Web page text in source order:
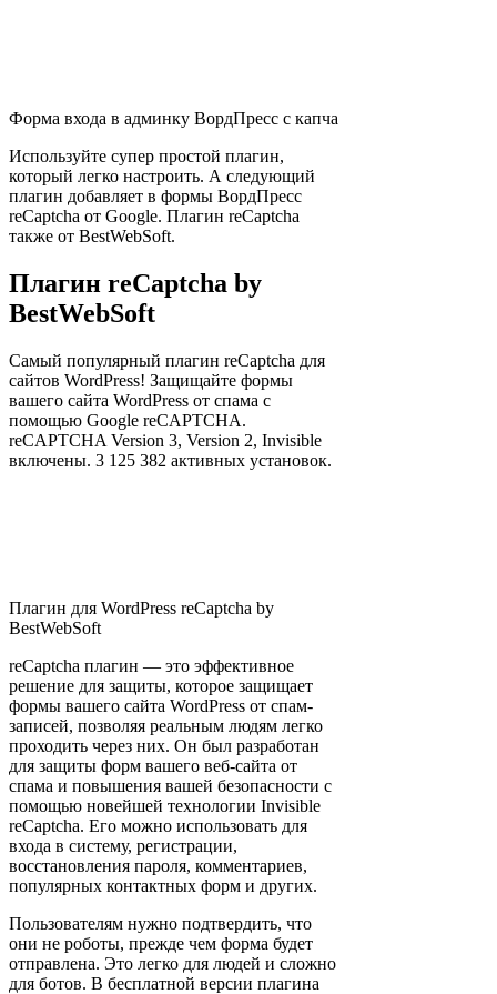
Форма входа в админку ВордПресс с капча
Используйте супер простой плагин,
который легко настроить. А следующий
плагин добавляет в формы ВордПресс
reCaptcha от Google. Плагин reCaptcha
также от BestWebSoft.
Плагин reCaptcha by
BestWebSoft
Самый популярный плагин reCaptcha для
сайтов WordPress! Защищайте формы
вашего сайта WordPress от спама с
помощью Google reCAPTCHA.
reCAPTCHA Version 3, Version 2, Invisible
включены. 3 125 382 активных установок.
Плагин для WordPress reCaptcha by
BestWebSoft
reCaptcha плагин — это эффективное
решение для защиты, которое защищает
формы вашего сайта WordPress от спам-
записей, позволяя реальным людям легко
проходить через них. Он был разработан
для защиты форм вашего веб-сайта от
спама и повышения вашей безопасности с
помощью новейшей технологии Invisible
reCaptcha. Его можно использовать для
входа в систему, регистрации,
восстановления пароля, комментариев,
популярных контактных форм и других.
Пользователям нужно подтвердить, что
они не роботы, прежде чем форма будет
отправлена. Это легко для людей и сложно
для ботов. В бесплатной версии плагина